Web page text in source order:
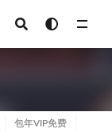
包年VIP免费